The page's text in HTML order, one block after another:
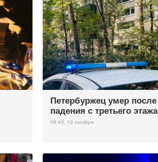
Петербуржец умер после
падения с третьего этажа
09:43, 10 октября